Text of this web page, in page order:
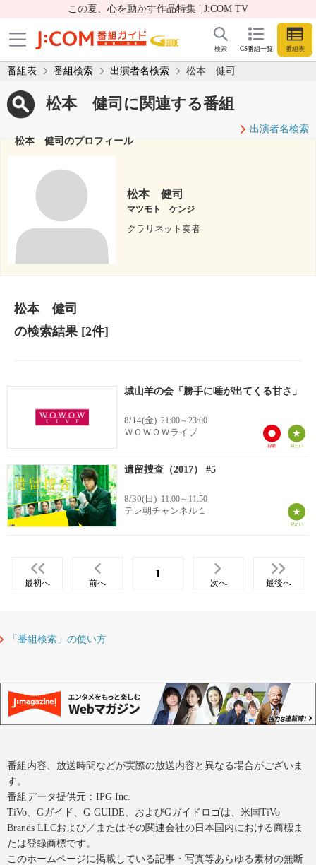
この夏、心を動かす作品特集 | J:COM TV
CS番組一覧 番組表
検索
番組表 番組検索 出演者名検索 松本 健司
松本 健司に関連する番組
出演者名検索
松本 健司のプロフィール
松本 健司
マツモト ケンジ
クラリネット奏者
松本 健司
の検索結果[2件]
城山羊の会「勝手に唾が出てくる甘さ」
8/14(金) 21:00～23:00
ＷＯＷＯＷライブ
遺留捜査（2017） #5
8/30(日) 11:00～11:50
テレ朝チャンネル１
最初へ 前へ
1
次へ 最後へ
「番組検索」の使い方
番組内容、放送時間などが実際の放送内容と異なる場合がございま
す。
番組データ提供元：IPG Inc.
TiVo、Gガイド、G-GUIDE、およびGガイドロゴは、米国TiVo
Brands LLCおよび／またはその関連会社の日本国内における商標ま
たは登録商標です。
このホームページに掲載している記事・写真等あらゆる素材の無断